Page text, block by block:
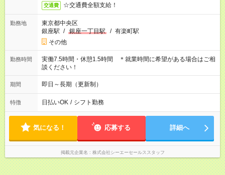
交通費 ☆交通費全額支給！
勤務地
東京都中央区
銀座駅 / 銀座一丁目駅 / 有楽町駅
その他
勤務時間
実働7.5時間・休憩1.5時間 ＊就業時間に希望がある場合はご相
談ください！
期間 即日～長期（更新制）
特徴 日払いOK / シフト勤務
気になる！ 応募する 詳細へ
掲載元企業名 株式会社シーエーセールススタッフ